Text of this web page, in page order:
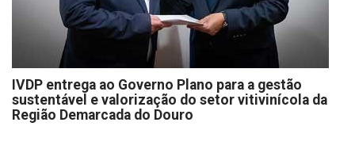
IVDP entrega ao Governo Plano para a gestão
sustentável e valorização do setor vitivinícola da
Região Demarcada do Douro